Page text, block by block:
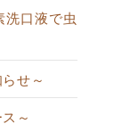
洗口液で虫
せ～
～